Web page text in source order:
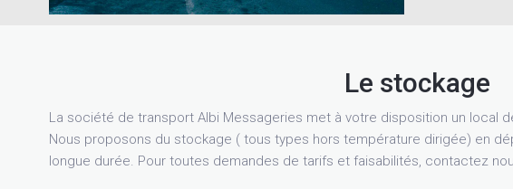
Le stockage
La société de transport Albi Messageries met à votre disposition un local
Nous proposons du stockage ( tous types hors température dirigée) en
longue durée. Pour toutes demandes de tarifs et faisabilités, contactez